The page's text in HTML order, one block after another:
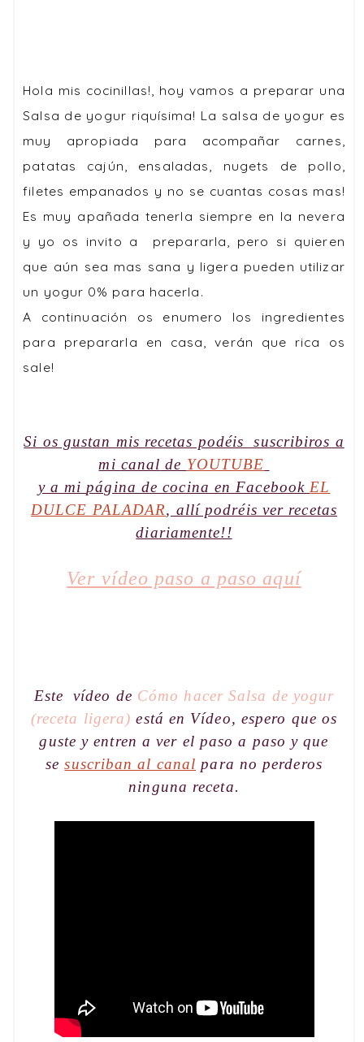
Hola mis cocinillas!, hoy vamos a preparar una
Salsa de yogur riquísima! La salsa de yogur es
muy apropiada para acompañar carnes,
patatas cajún, ensaladas, nugets de pollo,
filetes empanados y no se cuantas cosas mas!
Es muy apañada tenerla siempre en la nevera
y yo os invito a prepararla, pero si quieren
que aún sea mas sana y ligera pueden utilizar
un yogur 0% para hacerla.
A continuación os enumero los ingredientes
para prepararla en casa, verán que rica os
sale!
Si os gustan mis recetas podéis suscribiros a
mi canal de YOUTUBE
y a mi página de cocina en Facebook EL
DULCE PALADAR, allí podréis ver recetas
diariamente!!
Ver vídeo paso a paso aquí
Este vídeo de Cómo hacer Salsa de yogur
(receta ligera) está en Vídeo, espero que os
guste y entren a ver el paso a paso y que
sesuscriban al canal para no perderos
ninguna receta.